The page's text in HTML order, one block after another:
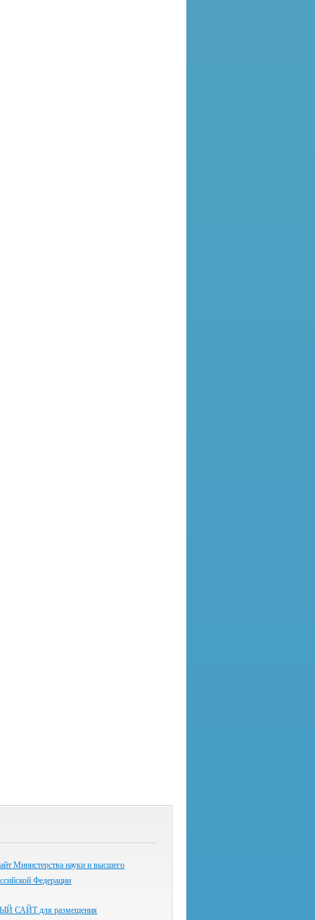
Министерства науки и высшего
Федерации
САЙТ для размещения